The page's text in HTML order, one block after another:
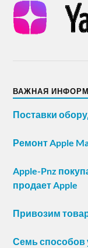
ВАЖНАЯ
Поставки
Ремонт Apple
Apple-Pnz
продает Apple
Привозим
Семь способов